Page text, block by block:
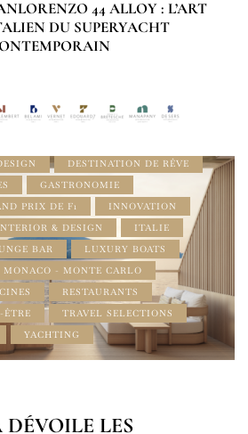
44 ALLOY : L’ART
DU SUPERYACHT
DESTINATION DE RÊVE
GASTRONOMIE
PRIX DE F1
INNOVATION
& DESIGN
ITALIE
BAR
LUXURY BOATS
MONACO - MONTE CARLO
RESTAURANTS
ÊTRE
TRAVEL SELECTIONS
YACHTING
LES